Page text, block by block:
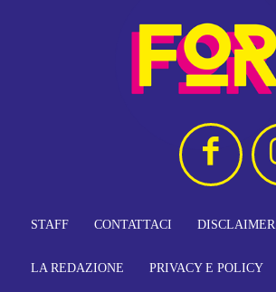
STAFF CONTATTACI DISCLAIMER
LA REDAZIONE PRIVACY E POLICY